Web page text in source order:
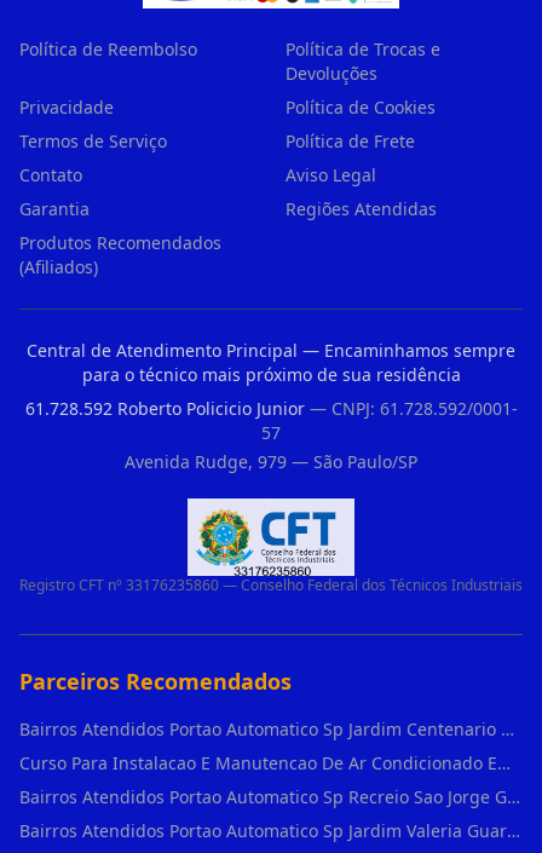
Política de Reembolso
Política de Trocas e
Devoluções
Privacidade
Política de Cookies
Termos de Serviço
Política de Frete
Contato
Aviso Legal
Garantia
Regiões Atendidas
Produtos Recomendados
(Afiliados)
Central de Atendimento Principal — Encaminhamos sempre
para o técnico mais próximo de sua residência
61.728.592 Roberto Policicio Junior— CNPJ: 61.728.592/0001-
57
Avenida Rudge, 979 — São Paulo/SP
Registro CFT nº 33176235860 — Conselho Federal dos Técnicos Industriais
Parceiros Recomendados
Bairros Atendidos Portao Automatico Sp Jardim Centenario Guarulhos Sp Motor Para Portao Automatico Eletronico
Curso Para Instalacao E Manutencao De Ar Condicionado Em Sao Paulo
Bairros Atendidos Portao Automatico Sp Recreio Sao Jorge Guarulhos Sp Motor Para Portao Automatico Eletronico
Bairros Atendidos Portao Automatico Sp Jardim Valeria Guarulhos Sp Motor Para Portao Automatico Eletronico